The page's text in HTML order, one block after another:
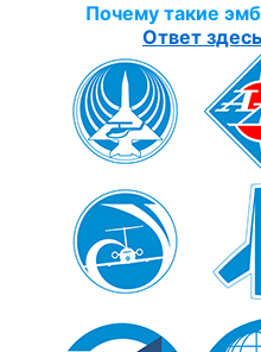
Почему такие
Ответ